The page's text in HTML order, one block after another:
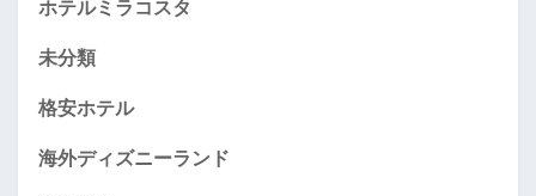
ホテルミラコスタ
未分類
格安ホテル
海外ディズニーランド